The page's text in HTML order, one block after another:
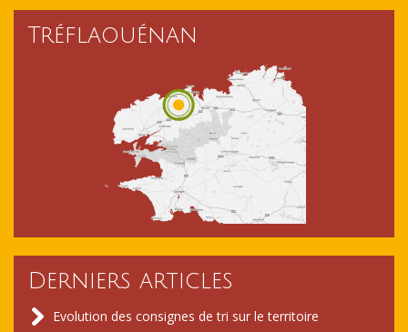
Tréflaouénan
Derniers articles
Evolution des consignes de tri sur le territoire